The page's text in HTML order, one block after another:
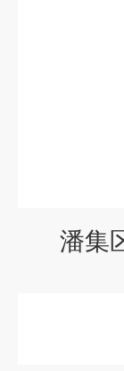
潘集